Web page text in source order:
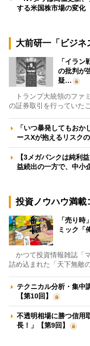
する米国株市場の変
大前研一「ビジ
「イラ
の批判が
疑…
トランプ大統領のファ
の証券取引を行っていた
「いつ暴発してもお
ースXが抱えるリスク
【3メガバンクは純利
益続出の一方で、中小
投資ノウハウ満載
「売り
ミック「
かつて投資情報雑誌「
詰め込まれた「天下無敵
テクニカル分析・集中
【第10回】
不透明相場に勝つ信
長！」【第9回】